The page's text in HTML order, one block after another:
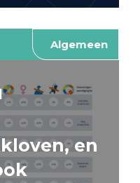
Algemeen
en